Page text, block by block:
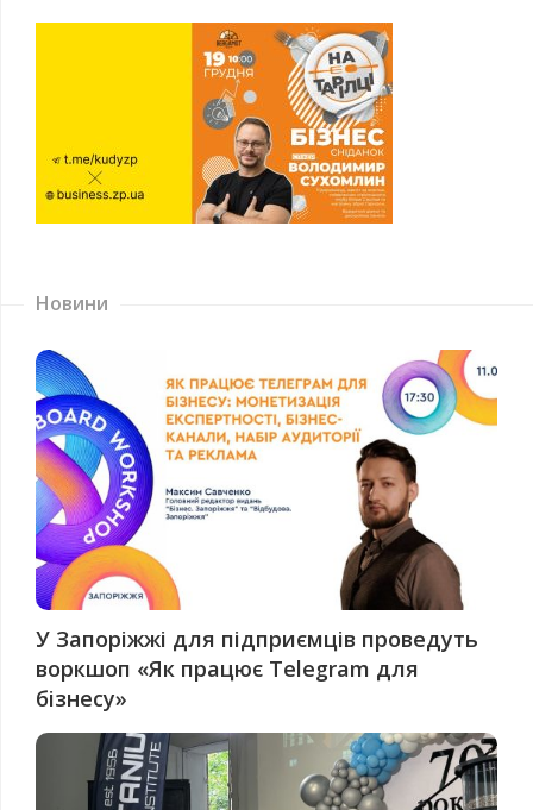
Новини
У Запоріжжі для підприємців проведуть
воркшоп «Як працює Telegram для
бізнесу»